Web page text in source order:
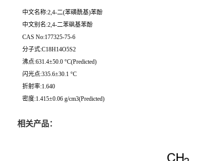
中文名称:2,4-二(苯磺酰基)苯酚
中文别名:2,4-二苯砜基苯酚
CAS No:177325-75-6
分子式:C18H14O5S2
沸点:631.4±50.0 °C(Predicted)
闪光点:335.6±30.1 °C
折射率:1.640
密度:1.415±0.06 g/cm3(Predicted)
相关产品：